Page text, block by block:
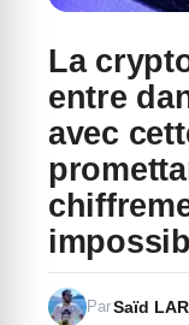
La
entre
avec
ParSaïd